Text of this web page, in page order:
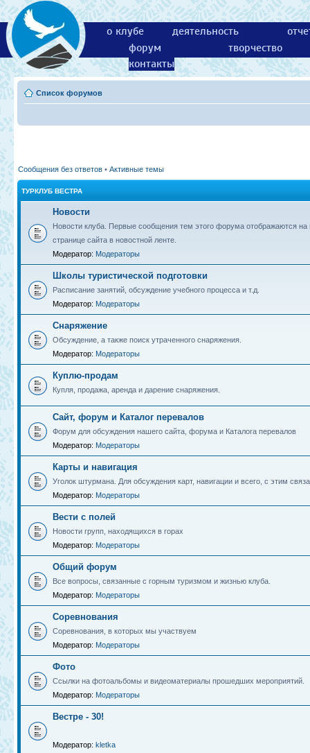
о клубе деятельность
форум
творчество
контакты
Список форумов
Сообщения без ответов • Активные темы
ТУРКЛУБ ВЕСТРА
Новости
Новости клуба. Первые сообщения тем этого форума отображаются на
странице сайта в новостной ленте.
Модератор: Модераторы
Школы туристической подготовки
Расписание занятий, обсуждение учебного процесса и т.д.
Модератор: Модераторы
Снаряжение
Обсуждение, а также поиск утраченного снаряжения.
Модератор: Модераторы
Куплю-продам
Купля, продажа, аренда и дарение снаряжения.
Сайт, форум и Каталог перевалов
Форум для обсуждения нашего сайта, форума и Каталога перевалов
Модератор: Модераторы
Карты и навигация
Уголок штурмана. Для обсуждения карт, навигации и всего, с этим
Модератор: Модераторы
Вести с полей
Новости групп, находящихся в горах
Модератор: Модераторы
Общий форум
Все вопросы, связанные с горным туризмом и жизнью клуба.
Модератор: Модераторы
Соревнования
Соревнования, в которых мы участвуем
Модератор: Модераторы
Фото
Ссылки на фотоальбомы и видеоматериалы прошедших мероприятий.
Модератор: Модераторы
Вестре - 30!
Модератор: kletka